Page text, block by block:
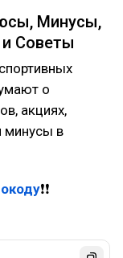
Минусы,
Советы
о
акциях,
минусы в
❗❗